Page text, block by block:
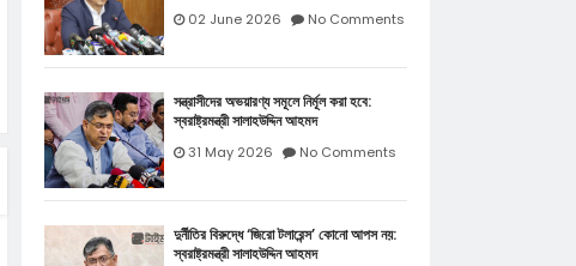
02 June 2026 No Comments
সন্ত্রাসীদের অভয়ারণ্য সমূলে নির্মূল করা হবে:
স্বরাষ্ট্রমন্ত্রী সালাহউদ্দিন আহমদ
31 May 2026 No Comments
দুর্নীতির বিরুদ্ধে ‘জিরো টলারেন্স’ কোনো আপস নয়:
স্বরাষ্ট্রমন্ত্রী সালাহউদ্দিন আহমদ